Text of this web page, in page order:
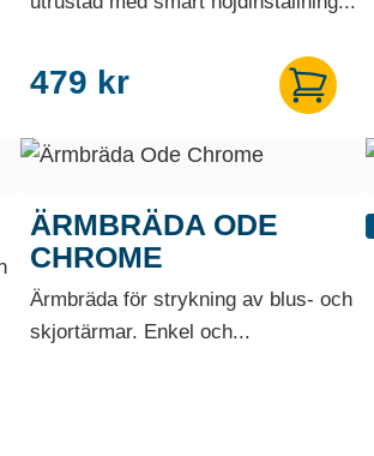
479 kr
ÄRMBRÄDA ODE
CHROME
Ärmbräda för strykning av blus- och
skjortärmar. Enkel och...